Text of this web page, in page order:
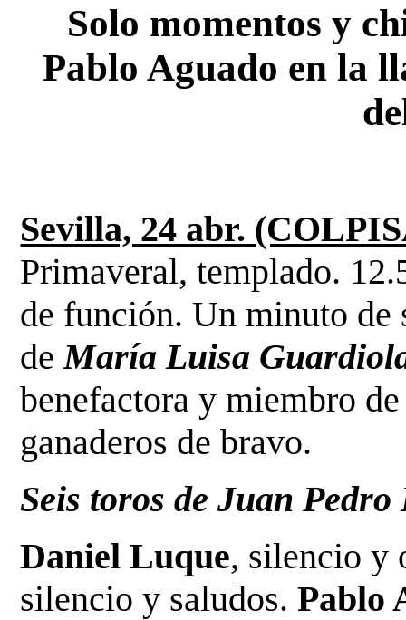
Solo momentos y
Pablo Aguado en la
Sevilla, 24 abr.
Primaveral, templado.
de función. Un minuto de
deMaría Luisa
benefactora y miembro
ganaderos de bravo.
Seis toros de Juan Pedro
Daniel Luque, silencio y
silencio y saludos.Pablo